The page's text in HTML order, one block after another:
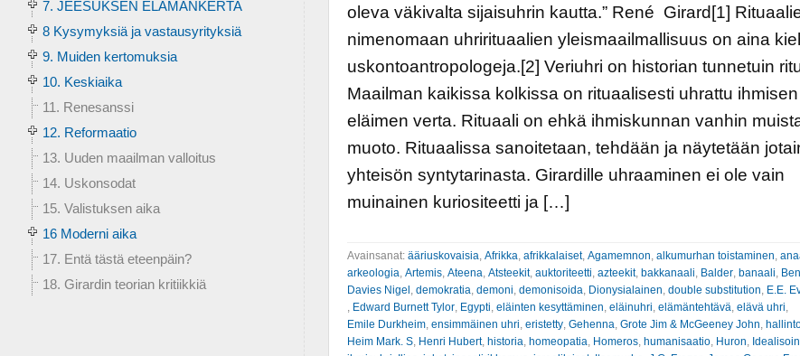
oleva väkivalta sijaisuhrin kautta.” René Girard[1]
nimenomaan uhrirituaalien yleismaailmallisuus on aina
uskontoantropologeja.[2] Veriuhri on historian tunnetuin
Maailman kaikissa kolkissa on rituaalisesti uhrattu
eläimen verta. Rituaali on ehkä ihmiskunnan vanhin
muoto. Rituaalissa sanoitetaan, tehdään ja näytetään
yhteisön syntytarinasta. Girardille uhraaminen ei ole vain
muinainen kuriositeetti ja […]
Avainsanat: ääriuskovaisia Afrikka afrikkalaiset, Agamemnon alkumurhan toistaminen
arkeologia Artemis, Ateena Atsteekit, auktoriteetti azteekit, bakkanaali Balder, banaali
Davies Nigel demokratia demoni demonisoida Dionysialainen double substitution E.E.
Edward Burnett Tylor, Egypti eläinten kesyttäminen eläinuhri elämäntehtävä elävä uhri
Emile Durkheim, ensimmäinen uhri eristetty, Gehenna Grote Jim & McGeeney John
Heim Mark. S, Henri Hubert, historia homeopatia Homeros, humanisaatio, Huron
7. JEESUKSEN ELÄMÄNKERTA
8 Kysymyksiä ja vastausyrityksiä
9. Muiden kertomuksia
10. Keskiaika
11. Renesanssi
12. Reformaatio
13. Uuden maailman valloitus
14. Uskonsodat
15. Valistuksen aika
16 Moderni aika
17. Entä tästä eteenpäin?
18. Girardin teorian kritiikkiä